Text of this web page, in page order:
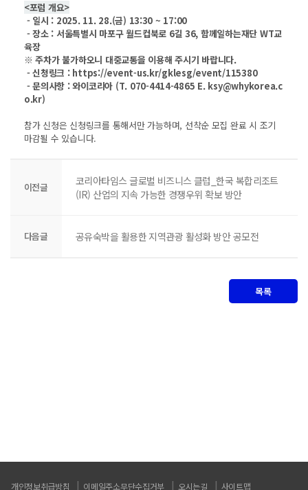
<포럼 개요>
- 일시 : 2025. 11. 28.(금) 13:30 ~ 17:00
- 장소 : 서울특별시 마포구 월드컵북로 6길 36, 함께일하는재단 WT교
육장
※ 주차가 불가하오니 대중교통을 이용해 주시기 바랍니다.
- 신청링크 : https://event-us.kr/gklesg/event/115380
- 문의사항 : 와이코리아 (T. 070-4414-4865 E. ksy@whykorea.c
o.kr)
참가 신청은 신청링크를 통해서만 가능하며, 선착순 모집 완료 시 조기
마감될 수 있습니다.
이전글
코리아타임스 글로벌 비즈니스 클럽_한국 복합리조트
(IR) 산업의 지속 가능한 경쟁우위 확보 방안
다음글 공유숙박을 활용한 지역관광 활성화 방안 공모전
목록
개인정보취급방침 이메일주소무단수집거부 오시는길 사이트맵